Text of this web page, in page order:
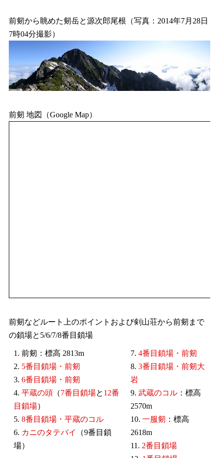
前剱から眺めた剱岳と源次郎尾根（写真：2014年7月28日
7時04分撮影）
前剱 地図（Google Map）
前剱などルート上のポイントおよび剣山荘から前剱まで
の鎖場と5/6/7/8番目鎖場
1. 前剱：標高 2813m
2. 5番目鎖場・前剱
3. 6番目鎖場・前剱
4. 平蔵の頭 （7番目鎖場と 12番
目鎖場）
5. 8番目鎖場・平蔵のコル
6. カニのタテバイ
（9番目鎖
場）
7. 4番目鎖場・前剱
8. 3番目鎖場・前剱大
岩
9. 武蔵のコル ：標高
2570m
10. 一服剱 ：標高
2618m
11. 2番目鎖場